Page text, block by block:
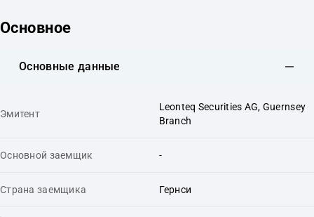
Основное
Основные данные
Эмитент
Leonteq Securities AG, Guernsey
Branch
Основной заемщик -
Страна заемщика Гернси